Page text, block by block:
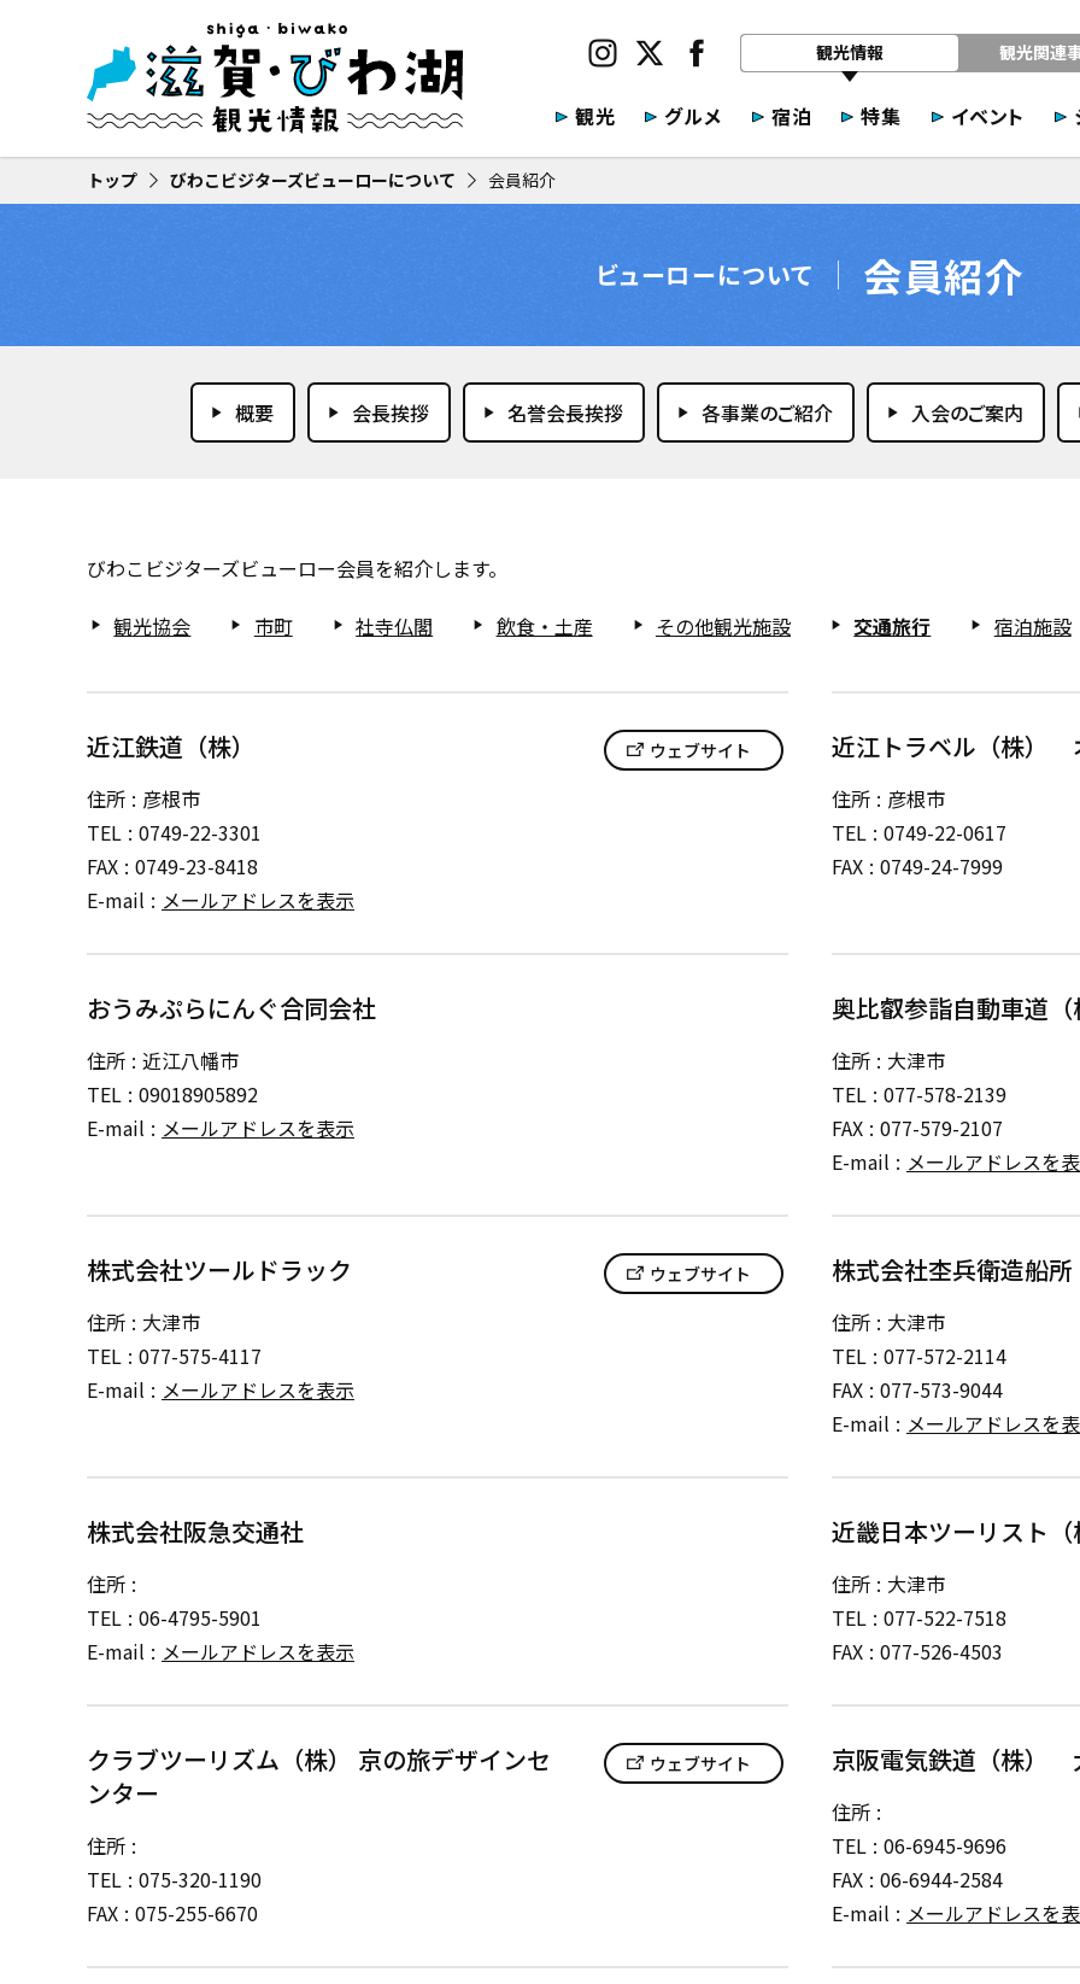
観光情報 観光関連
観光 グルメ 宿泊 特集 イベント
トップ びわこビジターズビューローについて 会員紹介
ビューローについて 会員紹介
play_arrow 概要 play_arrow 会長挨拶 play_arrow 名誉会長挨拶 play_arrow 各事業のご紹介 play_arrow 入会のご案内
びわこビジターズビューロー会員を紹介します。
play_arrow 観光協会 play_arrow 市町 play_arrow 社寺仏閣 play_arrow 飲食・土産 play_arrow その他観光施設 play_arrow 交通旅行 play_arrow 宿泊施設
近江鉄道（株）
住所
彦根市
TEL 0749-22-3301
FAX 0749-23-8418
E-mail
メールアドレスを表示
ウェブサイト 近江トラベル（株）
住所
彦根市
TEL 0749-22-0617
FAX 0749-24-7999
おうみぷらにんぐ合同会社
住所 近江八幡市
TEL 09018905892
E-mail
メールアドレスを表示
奥比叡参詣自動車道（
住所
大津市
TEL 077-578-2139
FAX 077-579-2107
E-mail
メールアドレスを
株式会社ツールドラック
住所
大津市
TEL 077-575-4117
E-mail
メールアドレスを表示
ウェブサイト 株式会社杢兵衛造船所
住所
大津市
TEL 077-572-2114
FAX 077-573-9044
E-mail
メールアドレスを
株式会社阪急交通社
住所
TEL 06-4795-5901
E-mail
メールアドレスを表示
近畿日本ツーリスト
住所
大津市
TEL 077-522-7518
FAX 077-526-4503
クラブツーリズム（株） 京の旅デザインセ
ンター
住所
TEL 075-320-1190
FAX 075-255-6670
ウェブサイト 京阪電気鉄道（株）
住所
TEL 06-6945-9696
FAX 06-6944-2584
E-mail
メールアドレスを